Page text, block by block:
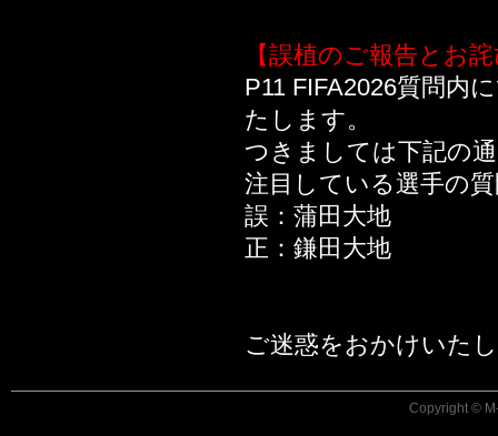
【誤植のご報告とお
P11 FIFA2026質問内
たします。
つきましては下記の
注目している選手の
誤：蒲田大地
正：鎌田大地
ご迷惑をおかけいた
Copyright ©